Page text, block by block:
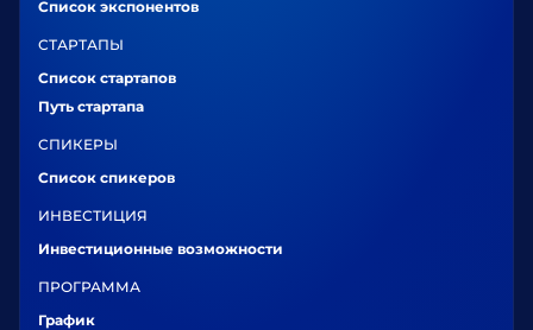
Список экспонентов
СТАРТАПЫ
Список стартапов
Путь стартапа
СПИКЕРЫ
Список спикеров
ИНВЕСТИЦИЯ
Инвестиционные возможности
ПРОГРАММА
График